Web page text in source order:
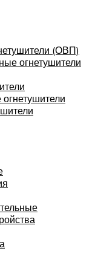
(ОВП)
огнетушители